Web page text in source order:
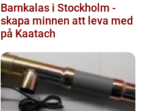
Barnkalas i Stockholm -
skapa minnen att leva med
på Kaatach